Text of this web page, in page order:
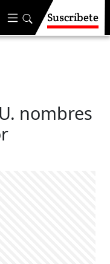
Suscríbete
nombres